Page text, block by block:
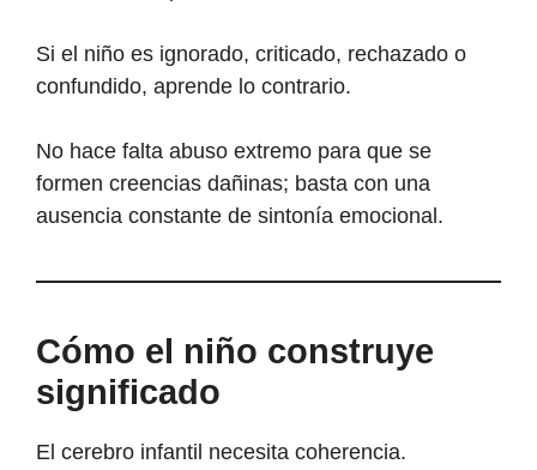
Si el niño es ignorado, criticado, rechazado o
confundido, aprende lo contrario.
No hace falta abuso extremo para que se
formen creencias dañinas; basta con una
ausencia constante de sintonía emocional.
Cómo el niño construye
significado
El cerebro infantil necesita coherencia.